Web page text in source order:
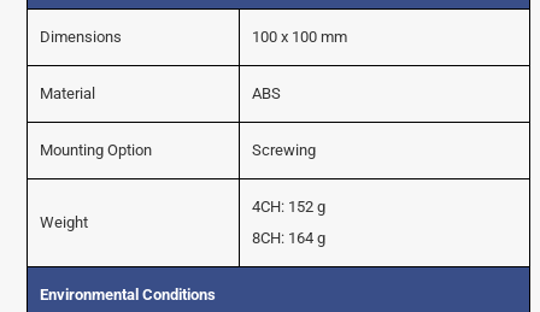
Dimensions 100 x 100 mm
Material ABS
Mounting Option Screwing
Weight
4CH: 152 g
8CH: 164 g
Environmental Conditions